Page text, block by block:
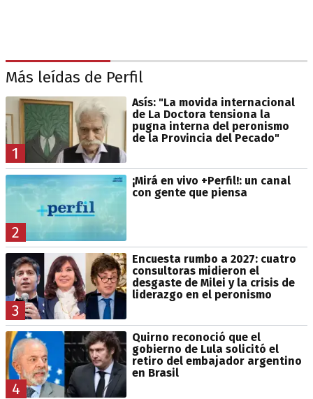
Más leídas de Perfil
1
Asís: "La movida internacional
de La Doctora tensiona la
pugna interna del peronismo
de la Provincia del Pecado"
2
¡Mirá en vivo +Perfil!: un canal
con gente que piensa
3
Encuesta rumbo a 2027: cuatro
consultoras midieron el
desgaste de Milei y la crisis de
liderazgo en el peronismo
4
Quirno reconoció que el
gobierno de Lula solicitó el
retiro del embajador argentino
en Brasil